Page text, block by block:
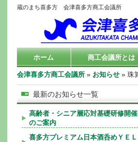
蔵のまち喜多方 会津喜多方商工会議所
ホーム 商工会議所とは
会津喜多方商工会議所 » お知らせ » 珠
最新のお知らせ一覧
高齢者・シニア層応対基礎研修開催
のご案内
喜多方プレミアム日本酒呑めＹＥＬ